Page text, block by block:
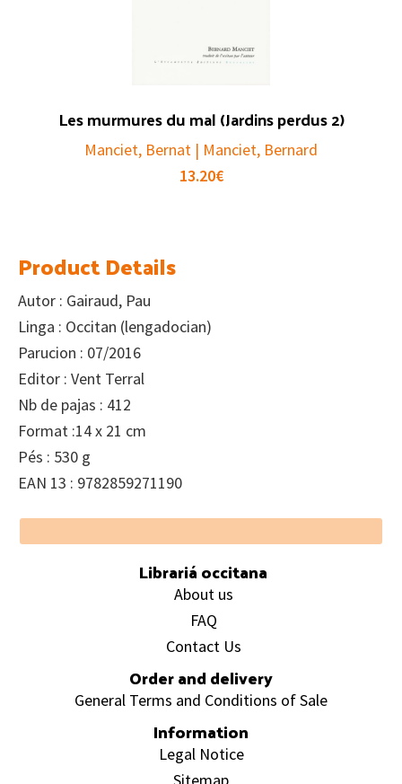
Les murmures du mal (Jardins perdus 2)
Manciet, Bernat | Manciet, Bernard
13.20€
Product Details
Autor : Gairaud, Pau
Linga : Occitan (lengadocian)
Parucion : 07/2016
Editor : Vent Terral
Nb de pajas : 412
Format :14 x 21 cm
Pés : 530 g
EAN 13 : 9782859271190
Footer
Librariá occitana
About us
FAQ
Contact Us
Order and delivery
General Terms and Conditions of Sale
Information
Legal Notice
Sitemap